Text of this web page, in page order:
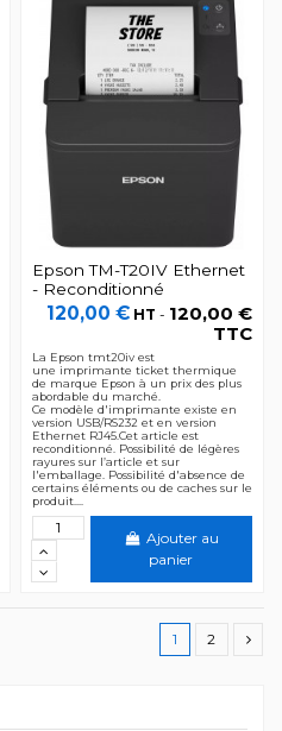
Epson TM-T20IV Ethernet
- Reconditionné
120,00 € HT - 120,00 €
TTC
La Epson tmt20iv est
une imprimante ticket thermique
de marque Epson à un prix des plus
abordable du marché.
Ce modèle d'imprimante existe en
version USB/RS232 et en version
Ethernet RJ45.Cet article est
reconditionné. Possibilité de légères
rayures sur l’article et sur
l'emballage. Possibilité d'absence de
certains éléments ou de caches sur le
produit....
Ajouter au
panier
1 2